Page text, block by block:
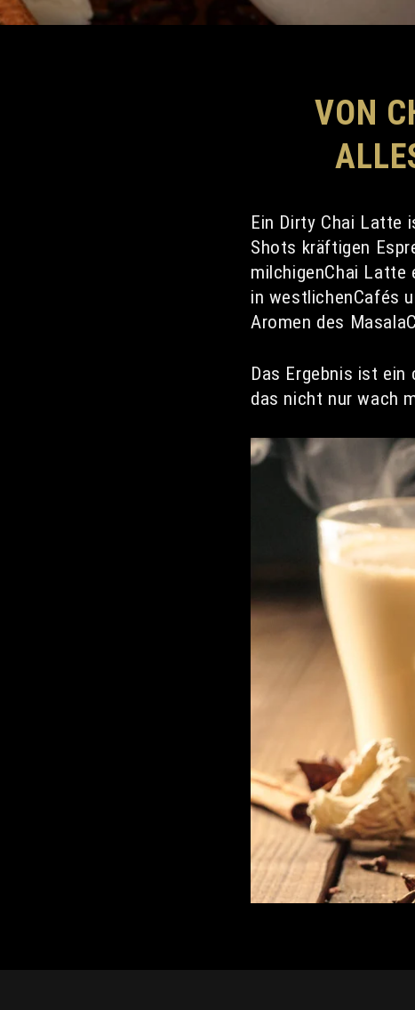
VON
Ein Dirty Chai Latte
Shots kräftigen
milchigenChai Latte
in westlichenCafés
Aromen des
Das Ergebnis ist
das nicht nur wach